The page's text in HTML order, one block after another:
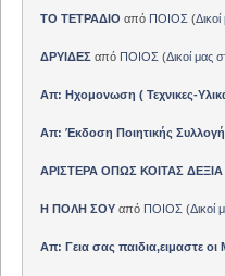
ΤΟ ΤΕΤΡΑΔΙΟ από ΠΟΙΟΣ (
ΔΡΥΙΔΕΣ από ΠΟΙΟΣ (Δικοί μας
Απ: Ηχομονωση ( Τεχνικες-
Απ: Έκδοση Ποιητικής
ΑΡΙΣΤΕΡΑ ΟΠΩΣ ΚΟΙΤΑΣ ΔΕΞΙΑ
Η ΠΟΛΗ ΣΟΥαπό ΠΟΙΟΣ (Δικοί
Απ: Γεια σας παιδια,ειμαστε οι